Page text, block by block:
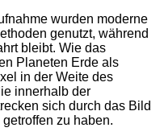
wurden moderne
genutzt, während
bleibt. Wie das
Planeten Erde als
in der Weite des
innerhalb der
sich durch das Bild
zu haben.